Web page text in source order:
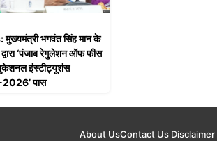
भगवंत सिंह मान के
‘पंजाब रेगुलेशन ऑफ फीस
इंस्टीट्यूशंस
पास
About UsContact Us Disclaimer